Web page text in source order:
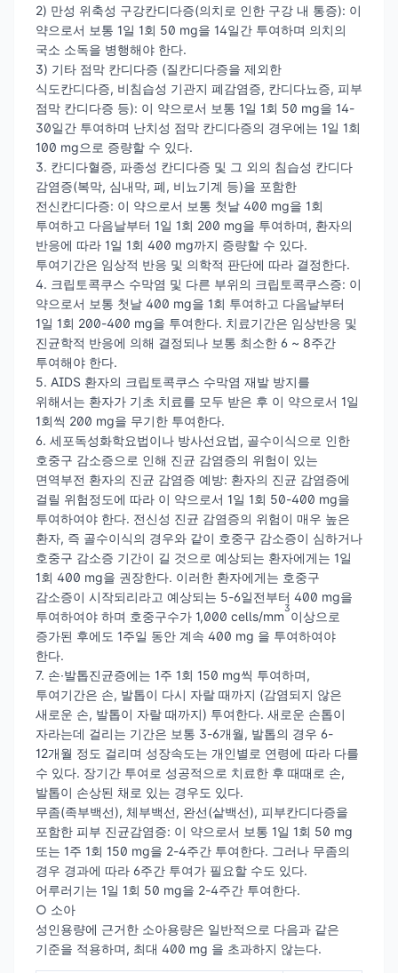
2) 만성 위축성 구강칸디다증(의치로 인한 구강 내 통증): 이
약으로서 보통 1일 1회 50 mg을 14일간 투여하며 의치의
국소 소독을 병행해야 한다.
3) 기타 점막 칸디다증 (질칸디다증을 제외한
식도칸디다증, 비침습성 기관지 폐감염증, 칸디다뇨증, 피부
점막 칸디다증 등): 이 약으로서 보통 1일 1회 50 mg을 14-
30일간 투여하며 난치성 점막 칸디다증의 경우에는 1일 1회
100 mg으로 증량할 수 있다.
3. 칸디다혈증, 파종성 칸디다증 및 그 외의 침습성 칸디다
감염증(복막, 심내막, 폐, 비뇨기계 등)을 포함한
전신칸디다증: 이 약으로서 보통 첫날 400 mg을 1회
투여하고 다음날부터 1일 1회 200 mg을 투여하며, 환자의
반응에 따라 1일 1회 400 mg까지 증량할 수 있다.
투여기간은 임상적 반응 및 의학적 판단에 따라 결정한다.
4. 크립토콕쿠스 수막염 및 다른 부위의 크립토콕쿠스증: 이
약으로서 보통 첫날 400 mg을 1회 투여하고 다음날부터
1일 1회 200-400 mg을 투여한다. 치료기간은 임상반응 및
진균학적 반응에 의해 결정되나 보통 최소한 6 ~ 8주간
투여해야 한다.
5. AIDS 환자의 크립토콕쿠스 수막염 재발 방지를
위해서는 환자가 기초 치료를 모두 받은 후 이 약으로서 1일
1회씩 200 mg을 무기한 투여한다.
6. 세포독성화학요법이나 방사선요법, 골수이식으로 인한
호중구 감소증으로 인해 진균 감염증의 위험이 있는
면역부전 환자의 진균 감염증 예방: 환자의 진균 감염증에
걸릴 위험정도에 따라 이 약으로서 1일 1회 50-400 mg을
투여하여야 한다. 전신성 진균 감염증의 위험이 매우 높은
환자, 즉 골수이식의 경우와 같이 호중구 감소증이 심하거나
호중구 감소증 기간이 길 것으로 예상되는 환자에게는 1일
1회 400 mg을 권장한다. 이러한 환자에게는 호중구
감소증이 시작되리라고 예상되는 5-6일전부터 400 mg을
투여하여야 하며 호중구수가 1,000 cells/mm
3
이상으로
증가된 후에도 1주일 동안 계속 400 mg 을 투여하여야
한다.
7. 손∙발톱진균증에는 1주 1회 150 mg씩 투여하며,
투여기간은 손, 발톱이 다시 자랄 때까지 (감염되지 않은
새로운 손, 발톱이 자랄 때까지) 투여한다. 새로운 손톱이
자라는데 걸리는 기간은 보통 3-6개월, 발톱의 경우 6-
12개월 정도 걸리며 성장속도는 개인별로 연령에 따라 다를
수 있다. 장기간 투여로 성공적으로 치료한 후 때때로 손,
발톱이 손상된 채로 있는 경우도 있다.
무좀(족부백선), 체부백선, 완선(샅백선), 피부칸디다증을
포함한 피부 진균감염증: 이 약으로서 보통 1일 1회 50 mg
또는 1주 1회 150 mg을 2-4주간 투여한다. 그러나 무좀의
경우 경과에 따라 6주간 투여가 필요할 수도 있다.
어루러기는 1일 1회 50 mg을 2-4주간 투여한다.
○ 소아
성인용량에 근거한 소아용량은 일반적으로 다음과 같은
기준을 적용하며, 최대 400 mg 을 초과하지 않는다.